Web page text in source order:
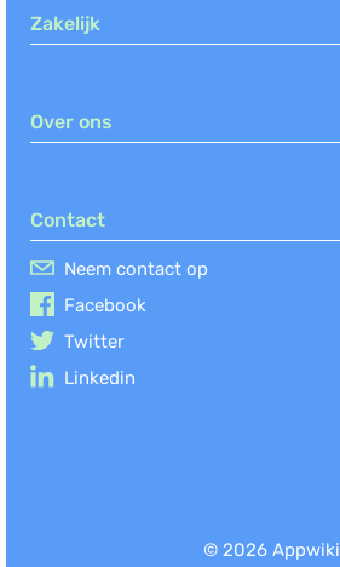
Zakelijk
Over ons
Contact
Neem contact op
Facebook
Twitter
Linkedin
© 2026 Appwiki